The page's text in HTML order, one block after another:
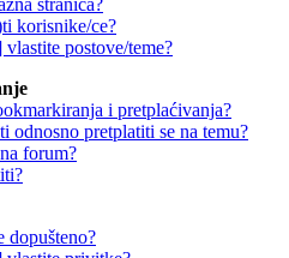
stranica?
korisnike/ce?
postove/teme?
i pretplaćivanja?
odnosno pretplatiti se na temu?
forum?
dopušteno?